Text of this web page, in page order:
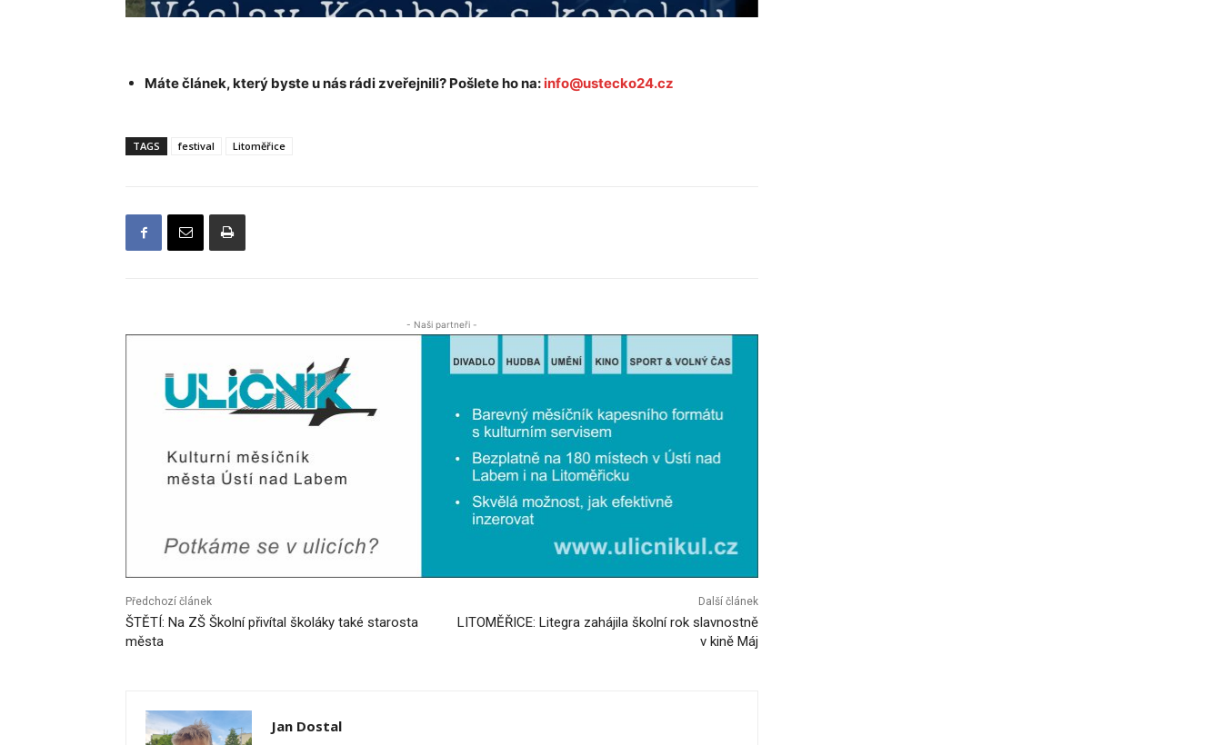
Máte článek, který byste u nás rádi zveřejnili? Pošlete ho na: info@ustecko24.cz
TAGS festival Litoměřice
- Naši partneři -
Předchozí článek
ŠTĚTÍ: Na ZŠ Školní přivítal školáky také starosta
města
Další článek
LITOMĚŘICE: Litegra zahájila školní rok slavnostně
v kině Máj
Jan Dostal